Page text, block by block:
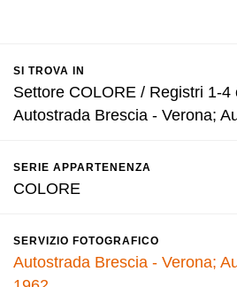
SI TROVA IN
Settore COLORE / Registri 1-
Autostrada Brescia - Verona;
SERIE APPARTENENZA
COLORE
SERVIZIO FOTOGRAFICO
Autostrada Brescia - Verona;